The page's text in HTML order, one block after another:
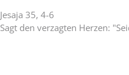
Jesaja 35, 4-6
Sagt den verzagten Herzen: